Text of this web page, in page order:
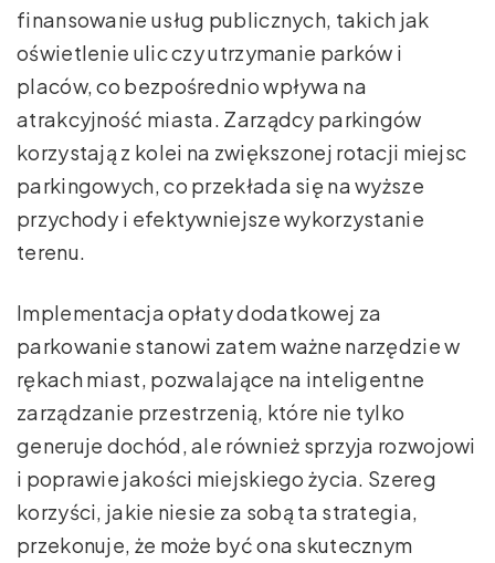
finansowanie usług publicznych, takich jak
oświetlenie ulic czy utrzymanie parków i
placów, co bezpośrednio wpływa na
atrakcyjność miasta. Zarządcy parkingów
korzystają z kolei na zwiększonej rotacji miejsc
parkingowych, co przekłada się na wyższe
przychody i efektywniejsze wykorzystanie
terenu.
Implementacja opłaty dodatkowej za
parkowanie stanowi zatem ważne narzędzie w
rękach miast, pozwalające na inteligentne
zarządzanie przestrzenią, które nie tylko
generuje dochód, ale również sprzyja rozwojowi
i poprawie jakości miejskiego życia. Szereg
korzyści, jakie niesie za sobą ta strategia,
przekonuje, że może być ona skutecznym